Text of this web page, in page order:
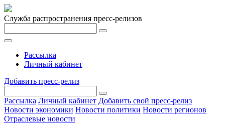
Служба распространения пресс-релизов
Рассылка
Личный кабинет
Добавить пресс-релиз
Рассылка Личный кабинет Добавить свой пресс-релиз
Новости экономики Новости политики Новости регионов
Отраслевые новости